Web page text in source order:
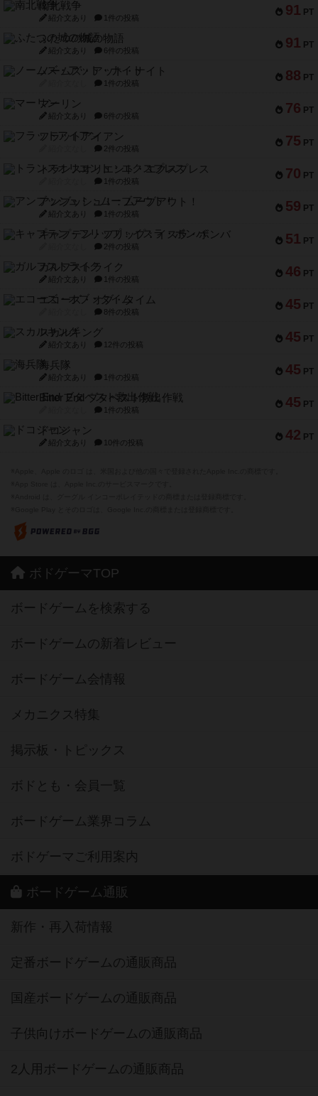
91 PT
南北戦争
紹介文あり 1件の投稿
91 PT
ふたつの城の物語
紹介文あり 6件の投稿
88 PT
ノームズ・アット・ナイト
1件の投稿
76 PT
マーリン
紹介文あり 6件の投稿
75 PT
フラットアイアン
2件の投稿
70 PT
トランスオリエント・エクスプレス
1件の投稿
59 PT
アンブッシュ！：ムーブアウト！
紹介文あり 1件の投稿
51 PT
キャプテン・フリップ：イスラ・ボンバ
2件の投稿
46 PT
ガルフストライク
紹介文あり 1件の投稿
45 PT
エコーズ・オブ・タイム
8件の投稿
45 PT
スカルキング
紹介文あり 12件の投稿
45 PT
海兵隊
紹介文あり 1件の投稿
45 PT
Bitter End ブタペスト救出作戦
1件の投稿
42 PT
ドコジャン
紹介文あり 10件の投稿
ボドゲーマTOP
ボードゲームを検索する
ボードゲームの新着レビュー
ボードゲーム会情報
メカニクス特集
掲示板・トピックス
ボドとも・会員一覧
ボードゲーム業界コラム
ボドゲーマご利用案内
ボードゲーム通販
新作・再入荷情報
定番ボードゲームの通販商品
国産ボードゲームの通販商品
子供向けボードゲームの通販商品
2人用ボードゲームの通販商品